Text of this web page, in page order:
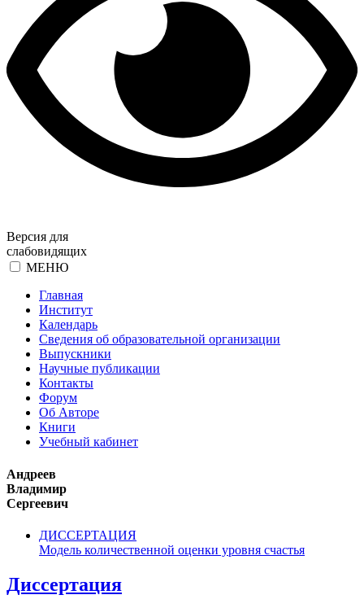
Версия для
слабовидящих
МЕНЮ
Главная
Институт
Календарь
Сведения об образовательной организации
Выпускники
Научные публикации
Контакты
Форум
Об Авторе
Книги
Учебный кабинет
Андреев
Владимир
Сергеевич
ДИССЕРТАЦИЯ
Модель количественной оценки уровня счастья
Диссертация